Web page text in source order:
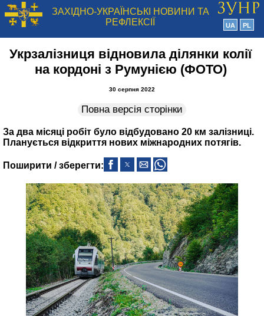
ЗАХІДНО-УКРАЇНСЬКІ НОВИНИ ТА
РЕФЛЕКСІЇ
UA PL
Укрзалізниця відновила ділянки колії
на кордоні з Румунією (ФОТО)
30 серпня 2022
Повна версія сторінки
За два місяці робіт було відбудовано 20 км залізниці.
Планується відкриття нових міжнародних потягів.
Поширити / зберегти: